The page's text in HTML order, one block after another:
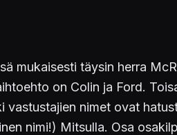
mukaisesti täysin herra
on Colin ja Ford.
vastustajien nimet ovat
nimi!) Mitsulla. Osa